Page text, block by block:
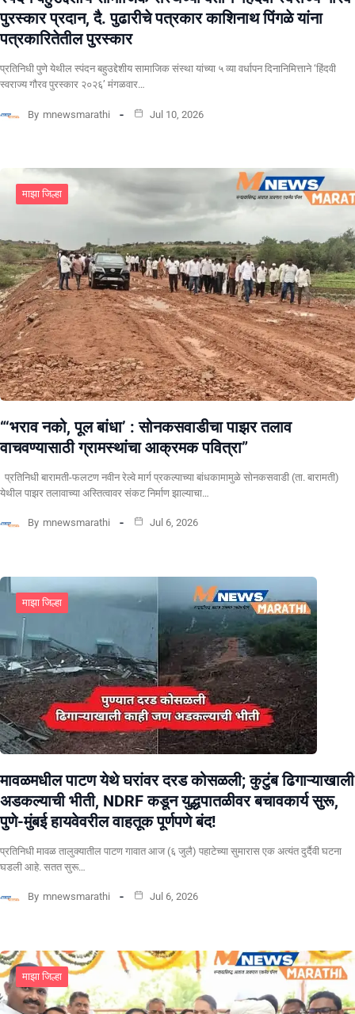
पुरस्कार प्रदान, दै. पुढारीचे पत्रकार काशिनाथ पिंगळे यांना
पत्रकारितेतील पुरस्कार
प्रतिनिधी पुणे येथील स्पंदन बहुउद्देशीय सामाजिक संस्था यांच्या ५ व्या वर्धापन दिनानिमित्ताने ‘हिंदवी
स्वराज्य गौरव पुरस्कार २०२६’ मंगळवार…
By mnewsmarathi Jul 10, 2026
माझा जिल्हा
“‘भराव नको, पूल बांधा’ : सोनकसवाडीचा पाझर तलाव
वाचवण्यासाठी ग्रामस्थांचा आक्रमक पवित्रा”
प्रतिनिधी बारामती-फलटण नवीन रेल्वे मार्ग प्रकल्पाच्या बांधकामामुळे सोनकसवाडी (ता. बारामती)
येथील पाझर तलावाच्या अस्तित्वावर संकट निर्माण झाल्याचा…
By mnewsmarathi Jul 6, 2026
माझा जिल्हा
मावळमधील पाटण येथे घरांवर दरड कोसळली; कुटुंब ढिगाऱ्याखाली
अडकल्याची भीती, NDRF कडून युद्धपातळीवर बचावकार्य सुरू,
पुणे-मुंबई हायवेवरील वाहतूक पूर्णपणे बंद!
​प्रतिनिधी मावळ तालुक्यातील पाटण गावात आज (६ जुलै) पहाटेच्या सुमारास एक अत्यंत दुर्दैवी घटना
घडली आहे. सतत सुरू…
By mnewsmarathi Jul 6, 2026
माझा जिल्हा